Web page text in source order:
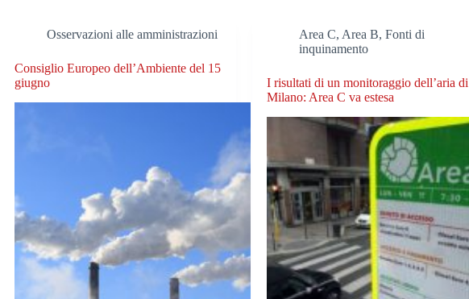
Osservazioni alle amministrazioni
Consiglio Europeo dell’Ambiente del 15
giugno
Area C, Area B,Fonti di
inquinamento
I risultati di un monitoraggio dell’aria di
Milano: Area C va estesa